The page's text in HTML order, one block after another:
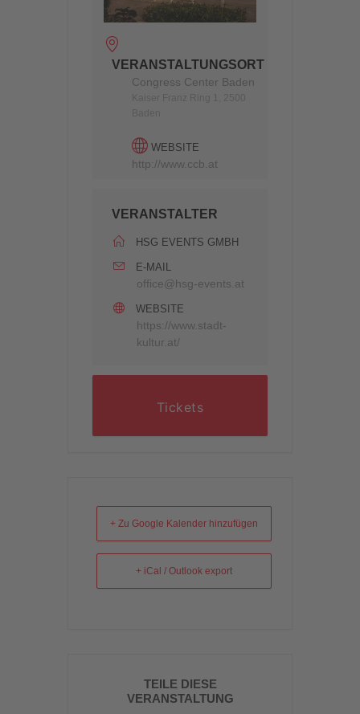
VERANSTALTUNGSORT
Congress Center Baden
WEBSITE
http://www.ccb.at
VERANSTALTER
HSG EVENTS GMBH
E-MAIL
office@hsg-events.at
WEBSITE
https://www.stadt-
kultur.at/
Tickets
+ Zu Google Kalender hinzufügen
+ iCal / Outlook export
TEILE DIESE
VERANSTALTUNG